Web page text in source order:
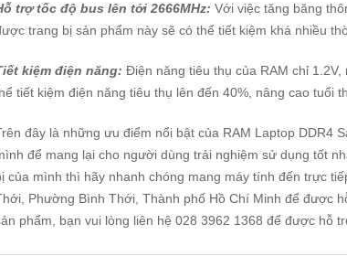
trợ tốc độ bus lên tới 2666MHz: Với việc tăng băng
trang bị sản phẩm này sẽ có thể tiết kiệm khá nhiều
kiệm điện năng: Điện năng tiêu thụ của RAM chỉ
tiết kiệm điện năng tiêu thụ lên đến 40%, nâng cao tuổi
đây là những ưu điểm nổi bật của RAM Laptop DDR4
để mang lại cho người dùng trải nghiệm sử dụng tốt
của mình thì hãy nhanh chóng mang máy tính đến trực
Phường Bình Thới, Thành phố Hồ Chí Minh để được
phẩm, bạn vui lòng liên hệ 028 3962 1368 để được hỗ